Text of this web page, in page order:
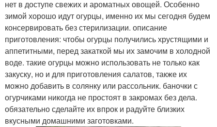
нет в доступе свежих и ароматных овощей. Особенно
зимой хорошо идут огурцы, именно их мы сегодня будем
консервировать без стерилизации. описание
приготовления: чтобы огурцы получились хрустящими и
аппетитными, перед закаткой мы их замочим в холодной
воде. такие огурцы можно использовать не только как
закуску, но и для приготовления салатов, также их
можно добавить в солянку или рассольник. баночки с
огурчиками никогда не простоят в закромах без дела.
обязательно сделайте их впрок и радуйте близких
вкусными домашними заготовками.